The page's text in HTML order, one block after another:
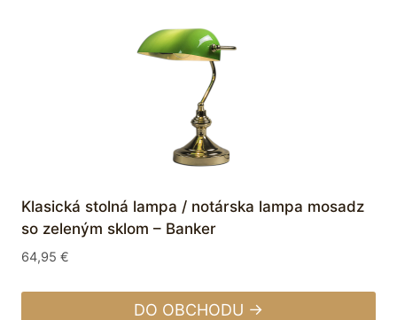
Klasická stolná lampa / notárska lampa mosadz
so zeleným sklom – Banker
64,95 €
DO OBCHODU →